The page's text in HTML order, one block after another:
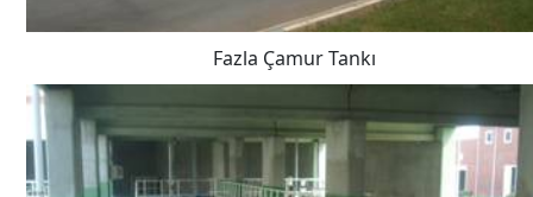
Fazla Çamur Tankı